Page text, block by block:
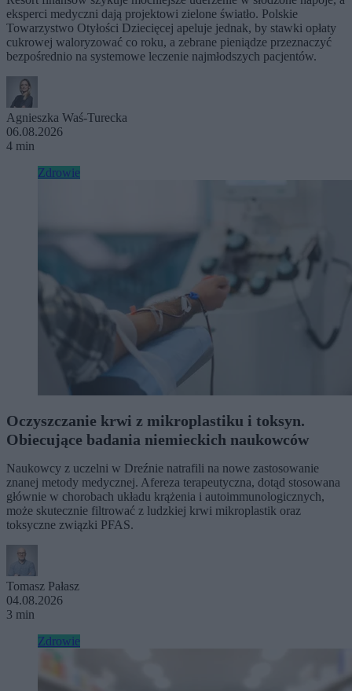
eksperci medyczni dają projektowi zielone światło. Polskie
Towarzystwo Otyłości Dziecięcej apeluje jednak, by stawki opłaty
cukrowej waloryzować co roku, a zebrane pieniądze przeznaczyć
bezpośrednio na systemowe leczenie najmłodszych pacjentów.
Agnieszka Waś-Turecka
06.08.2026
4 min
Zdrowie
Oczyszczanie krwi z mikroplastiku i toksyn.
Obiecujące badania niemieckich naukowców
Naukowcy z uczelni w Dreźnie natrafili na nowe zastosowanie
znanej metody medycznej. Afereza terapeutyczna, dotąd stosowana
głównie w chorobach układu krążenia i autoimmunologicznych,
może skutecznie filtrować z ludzkiej krwi mikroplastik oraz
toksyczne związki PFAS.
Tomasz Pałasz
04.08.2026
3 min
Zdrowie